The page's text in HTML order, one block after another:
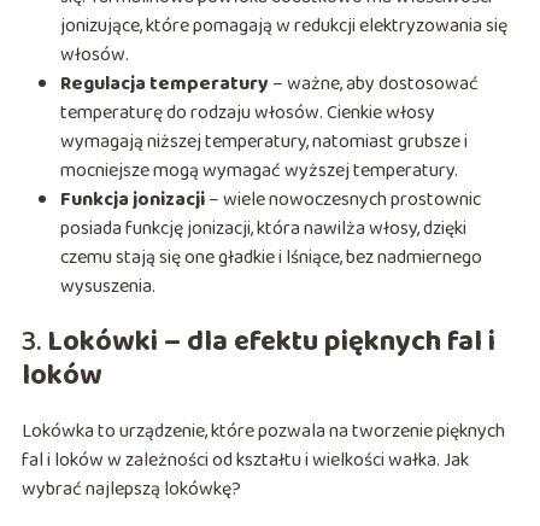
jonizujące, które pomagają w redukcji elektryzowania się
włosów.
Regulacja temperatury – ważne, aby dostosować
temperaturę do rodzaju włosów. Cienkie włosy
wymagają niższej temperatury, natomiast grubsze i
mocniejsze mogą wymagać wyższej temperatury.
Funkcja jonizacji– wiele nowoczesnych prostownic
posiada funkcję jonizacji, która nawilża włosy, dzięki
czemu stają się one gładkie i lśniące, bez nadmiernego
wysuszenia.
3.Lokówki – dla efektu pięknych fal i
loków
Lokówka to urządzenie, które pozwala na tworzenie pięknych
fal i loków w zależności od kształtu i wielkości wałka. Jak
wybrać najlepszą lokówkę?